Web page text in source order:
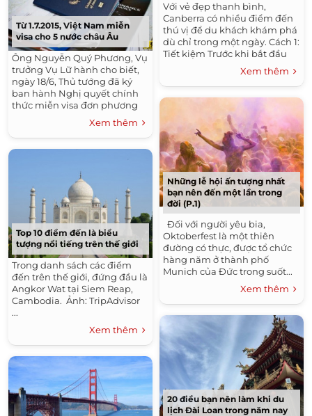
Từ 1.7.2015, Việt Nam miễn
visa cho 5 nước châu Âu
Ông Nguyễn Quý Phương, Vụ
trưởng Vụ Lữ hành cho biết,
ngày 18/6, Thủ tướng đã ký
ban hành Nghị quyết chính
thức miễn visa đơn phương
cho du khách các nước Đức,
Pháp, Anh, Italy và Tây Ban
Nha. Theo...
Xem thêm
Top 10 điểm đến là biểu
tượng nổi tiếng trên thế giới
Trong danh sách các điểm
đến trên thế giới, đứng đầu là
Angkor Wat tại Siem Reap,
Cambodia. Ảnh: TripAdvisor
...
Xem thêm
Với vẻ đẹp thanh bình,
Canberra có nhiều điểm đến
thú vị để du khách khám phá
dù chỉ trong một ngày. Cách 1:
Tiết kiệm Trước khi bắt đầu
hành trình một ngày mới, bạn
cần nạp đầy năng...
Xem thêm
Những lễ hội ấn tượng nhất
bạn nên đến một lần trong
đời (P.1)
Đối với người yêu bia,
Oktoberfest là một thiên
đường có thực, được tổ chức
hàng năm ở thành phố
Munich của Đức trong suốt...
Xem thêm
20 điều bạn nên làm khi du
lịch Đài Loan trong năm nay